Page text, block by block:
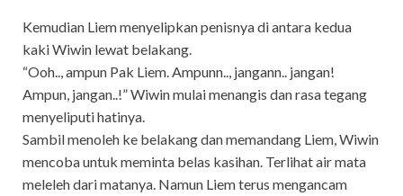
Kemudian Liem menyelipkan penisnya di antara kedua
kaki Wiwin lewat belakang.
“Ooh.., ampun Pak Liem. Ampunn.., jangann.. jangan!
Ampun, jangan..!” Wiwin mulai menangis dan rasa tegang
menyeliputi hatinya.
Sambil menoleh ke belakang dan memandang Liem, Wiwin
mencoba untuk meminta belas kasihan. Terlihat air mata
meleleh dari matanya. Namun Liem terus mengancam